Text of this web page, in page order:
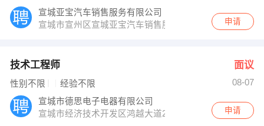
宣城亚宝汽车销售服务有限公司
宣城市宣州区宣城亚宝汽车销售服务有限公司
申请
技术工程师 面议
性别不限 经验不限
08-07
宣城市德思电子电器有限公司
宣城市经济技术开发区鸿越大道28号
申请